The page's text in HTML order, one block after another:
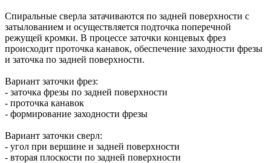
Спиральные сверла затачиваются по задней поверхности с
затылованием и осуществляется подточка поперечной
режущей кромки. В процессе заточки концевых фрез
происходит проточка канавок, обеспечение заходности фрезы
и заточка по задней поверхности.
Вариант заточки фрез:
- заточка фрезы по задней поверхности
- проточка канавок
- формирование заходности фрезы
Вариант заточки сверл:
- угол при вершине и задней поверхности
- вторая плоскости по задней поверхности